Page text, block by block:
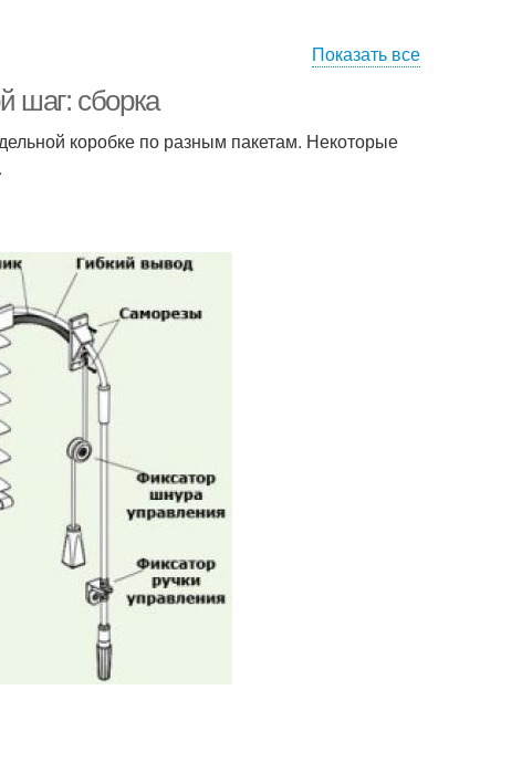
Показать все
шаг: сборка
коробке по разным пакетам. Некоторые